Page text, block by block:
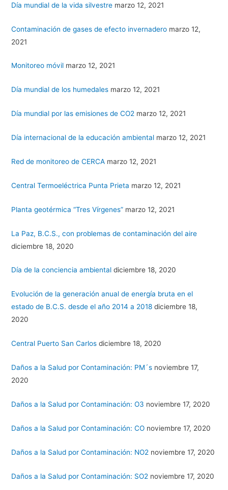
Día mundial de la vida silvestre marzo 12, 2021
Contaminación de gases de efecto invernadero marzo 12,
2021
Monitoreo móvil marzo 12, 2021
Día mundial de los humedales marzo 12, 2021
Día mundial por las emisiones de CO2 marzo 12, 2021
Día internacional de la educación ambiental marzo 12, 2021
Red de monitoreo de CERCA marzo 12, 2021
Central Termoeléctrica Punta Prieta marzo 12, 2021
Planta geotérmica “Tres Vírgenes” marzo 12, 2021
La Paz, B.C.S., con problemas de contaminación del aire
diciembre 18, 2020
Día de la conciencia ambiental diciembre 18, 2020
Evolución de la generación anual de energía bruta en el
estado de B.C.S. desde el año 2014 a 2018 diciembre 18,
2020
Central Puerto San Carlos diciembre 18, 2020
Daños a la Salud por Contaminación: PM´s noviembre 17,
2020
Daños a la Salud por Contaminación: O3 noviembre 17, 2020
Daños a la Salud por Contaminación: CO noviembre 17, 2020
Daños a la Salud por Contaminación: NO2 noviembre 17, 2020
Daños a la Salud por Contaminación: SO2 noviembre 17, 2020